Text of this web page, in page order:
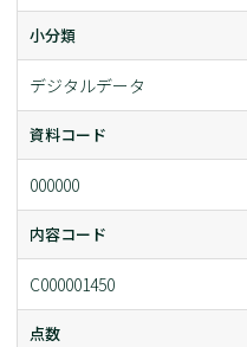
小分類
デジタルデータ
資料コード
000000
内容コード
C000001450
点数